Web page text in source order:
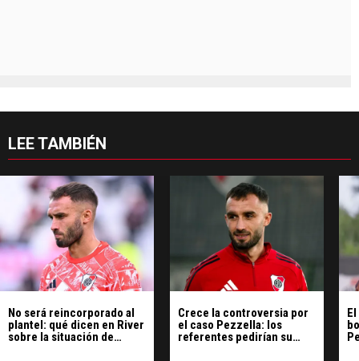
LEE TAMBIÉN
No será reincorporado al
plantel: qué dicen en River
sobre la situación de
Crece la controversia por
el caso Pezzella: los
referentes pedirían su